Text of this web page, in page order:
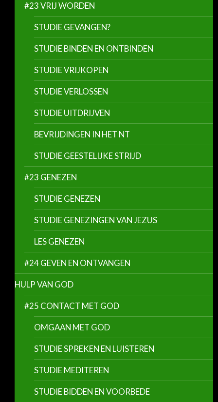
#23 VRIJ WORDEN
STUDIE GEVANGEN?
STUDIE BINDEN EN ONTBINDEN
STUDIE VRIJKOPEN
STUDIE VERLOSSEN
STUDIE UITDRIJVEN
BEVRIJDINGEN IN HET NT
STUDIE GEESTELIJKE STRIJD
#23 GENEZEN
STUDIE GENEZEN
STUDIE GENEZINGEN VAN JEZUS
LES GENEZEN
#24 GEVEN EN ONTVANGEN
HULP VAN GOD
#25 CONTACT MET GOD
OMGAAN MET GOD
STUDIE SPREKEN EN LUISTEREN
STUDIE MEDITEREN
STUDIE BIDDEN EN VOORBEDE